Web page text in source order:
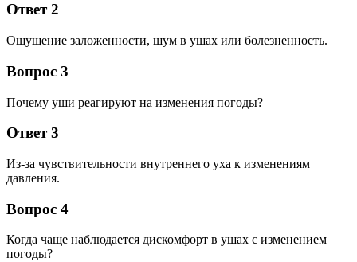
Ответ 2
Ощущение заложенности, шум в ушах или болезненность.
Вопрос 3
Почему уши реагируют на изменения погоды?
Ответ 3
Из-за чувствительности внутреннего уха к изменениям
давления.
Вопрос 4
Когда чаще наблюдается дискомфорт в ушах с изменением
погоды?